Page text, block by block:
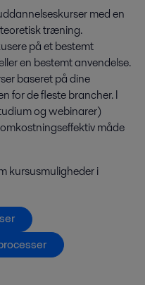
med en
træning.
på et bestemt
en bestemt anvendelse.
baseret på dine
for de fleste brancher. I
og webinarer)
måde
kursusmuligheder i